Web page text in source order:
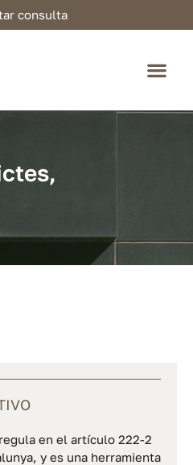
consulta
en el artículo 222-2
y es una herramienta